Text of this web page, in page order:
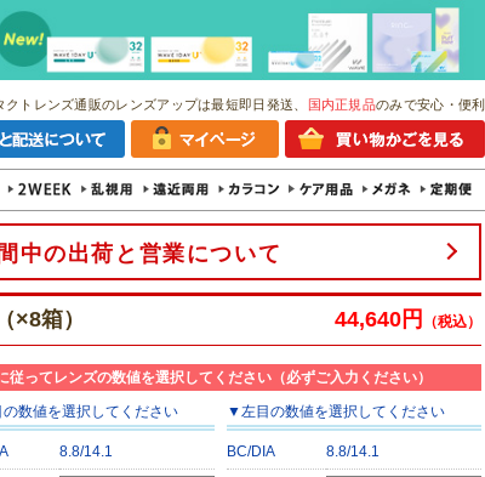
クトレンズ通販のレンズアップは最短即日発送、 国内正規品のみで安心・便利
中の出荷と営業について
×8箱） 44,640円 （税込）
従ってレンズの数値を選択してください（必ずご入力ください）
の数値を選択してください
8.8/14.1
▼左目の数値を選択してください
BC/DIA 8.8/14.1